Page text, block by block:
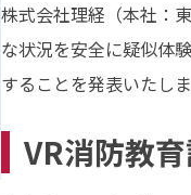
株式会社理経（本社：
な状況を安全に疑似体
することを発表いたし
VR消防教